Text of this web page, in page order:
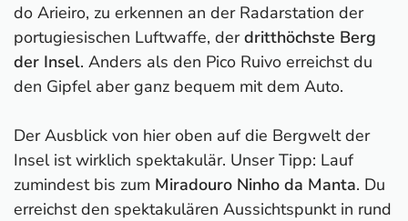
do Arieiro, zu erkennen an der Radarstation der
portugiesischen Luftwaffe, derdritthöchste Berg
der Insel. Anders als den Pico Ruivo erreichst du
den Gipfel aber ganz bequem mit dem Auto.
Der Ausblick von hier oben auf die Bergwelt der
Insel ist wirklich spektakulär. Unser Tipp: Lauf
zumindest bis zum Miradouro Ninho da Manta. Du
erreichst den spektakulären Aussichtspunkt in rund